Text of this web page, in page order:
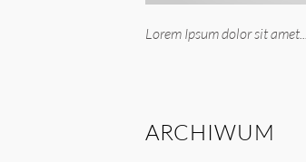
Lorem Ipsum dolor sit amet...
ARCHIWUM